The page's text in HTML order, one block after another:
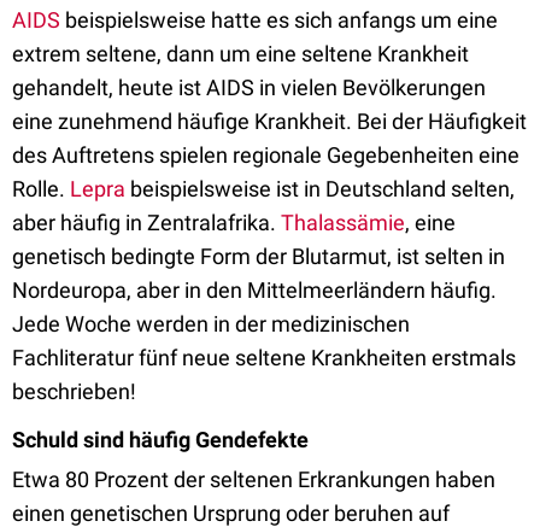
AIDS beispielsweise hatte es sich anfangs um eine
extrem seltene, dann um eine seltene Krankheit
gehandelt, heute ist AIDS in vielen Bevölkerungen
eine zunehmend häufige Krankheit. Bei der Häufigkeit
des Auftretens spielen regionale Gegebenheiten eine
Rolle. Lepra beispielsweise ist in Deutschland selten,
aber häufig in Zentralafrika. Thalassämie, eine
genetisch bedingte Form der Blutarmut, ist selten in
Nordeuropa, aber in den Mittelmeerländern häufig.
Jede Woche werden in der medizinischen
Fachliteratur fünf neue seltene Krankheiten erstmals
beschrieben!
Schuld sind häufig Gendefekte
Etwa 80 Prozent der seltenen Erkrankungen haben
einen genetischen Ursprung oder beruhen auf